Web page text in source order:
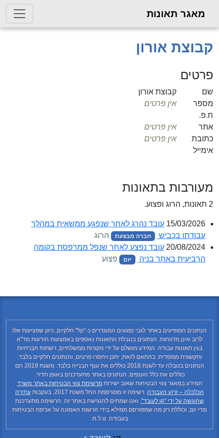
מאגר תאונות
קבוצת אורון
פרטים
שם
קבוצת אורון
מספר
ח.פ.
אין פרטים
אתר
אין פרטים
כתובת
אימייל
אין פרטים
מעורבות בתאונות
2 תאונות, הרוג ופצוע.
15/03/2026 עובד נהרג לאחר שנפגע ממשאית במהלך
עבודתו בכביש
חברה מבצעת
הרוג
20/08/2024 עובד נפצע לאחר שנפל ממרפסת בקומה
הרביעית באתר בניה
יזם פצוע
הנתונים המופיעים באתר לגבי נפגעים המוגדרים כ-"קל" חלקיים, כיוון שפציעות אלו
לרוב אינן מדווחות. הנתונים בטבלת התאונות נאספים באמצעות הודעות מד"א
בגין תאונות עבודה. המידע מושלם על ידי מקורות ממשלתיים, רשתות חברתיות
ותקשורת ממסדית. בהתאם לזאת, יתכן ויחסרו פרטים, והנתונים חלקיים בלבד.
הנתונים בטבלה עד לשנת 2018 כוללים את ענף הבנייה בלבד. משנת 2019 הם
כוללים את כלל הענפים. הנתונים באתר מתעדכנים באופן תדיר.
המידע במאגר צווי הבטיחות שאוב ישירותמרשימת צווי הבטיחות באתר משרד
הכלכלה – זרוע העבודה. רשימה זו מפורסמת החל משנת 2017, בעקבות
עתירה
שהוגשה על ידי "קו לעובד", ואנו שמחים להנגישה באתר זה. הרשימה מתעדכנת
מדי יום, וכוללת רק מה שמפורסם ממילא בידי הרשות האמונה על אכיפת הבטיחות
בעבודה. ט.ל.ח.